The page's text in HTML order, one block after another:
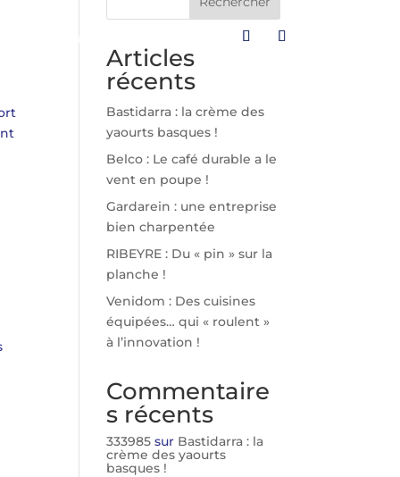
Articles
récents
Bastidarra : la crème des
yaourts basques !
Belco : Le café durable a le
vent en poupe !
Gardarein : une entreprise
bien charpentée
RIBEYRE : Du « pin » sur la
planche !
Venidom : Des cuisines
équipées… qui « roulent »
à l’innovation !
Commentaire
s récents
333985 sur Bastidarra : la
crème des yaourts
basques !